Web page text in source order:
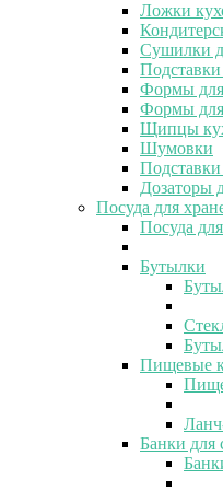
Ложки
Сушилки
Формы
Формы для
Щипцы
Шумовки
Дозаторы
Посуда для
Посуда
Бутылки
Пищевые
Банки для